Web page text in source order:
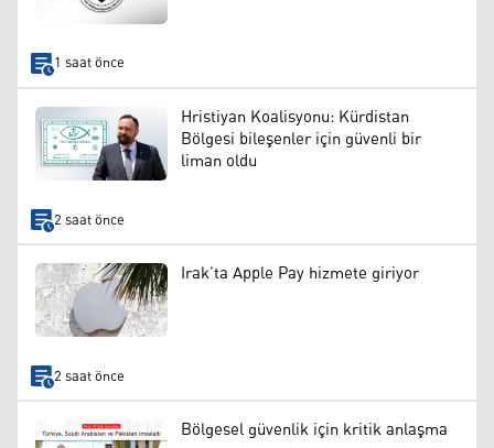
1 saat önce
Hristiyan Koalisyonu: Kürdistan
Bölgesi bileşenler için güvenli bir
liman oldu
2 saat önce
Irak’ta Apple Pay hizmete giriyor
2 saat önce
Bölgesel güvenlik için kritik anlaşma